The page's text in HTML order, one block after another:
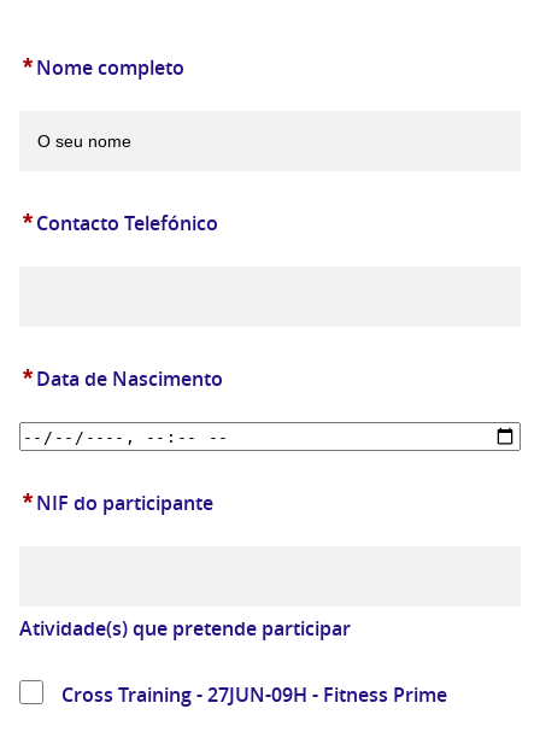
*Nome completo
*Contacto Telefónico
*Data de Nascimento
*NIF do participante
Atividade(s) que pretende participar
Cross Training - 27JUN-09H - Fitness Prime